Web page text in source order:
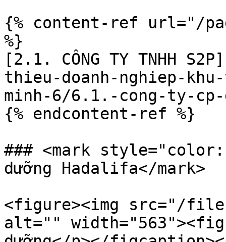
{% content-ref url="/
%}
[2.1. CÔNG TY TNHH
thieu-doanh-nghiep-
minh-6/6.1.-cong-ty-
{% endcontent-ref %}
### <mark
dưỡng Hadalifa</mark>
<figure><img src="/
alt=""